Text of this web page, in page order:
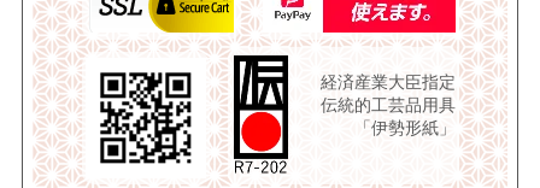
経済産業大臣指定
伝統的工芸品用具
「伊勢形紙」